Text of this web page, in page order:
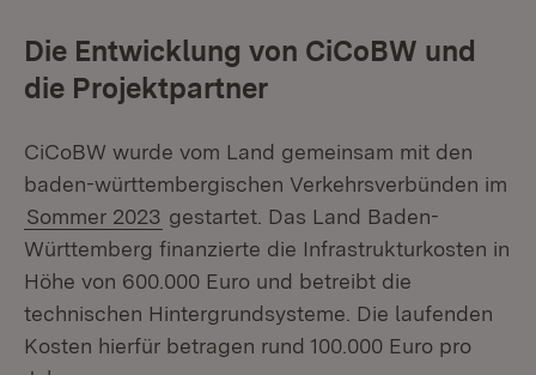
Die Entwicklung von CiCoBW und
die Projektpartner
CiCoBW wurde vom Land gemeinsam mit den
baden-württembergischen Verkehrsverbünden im
Sommer 2023 gestartet. Das Land Baden-
Württemberg finanzierte die Infrastrukturkosten in
Höhe von 600.000 Euro und betreibt die
technischen Hintergrundsysteme. Die laufenden
Kosten hierfür betragen rund 100.000 Euro pro